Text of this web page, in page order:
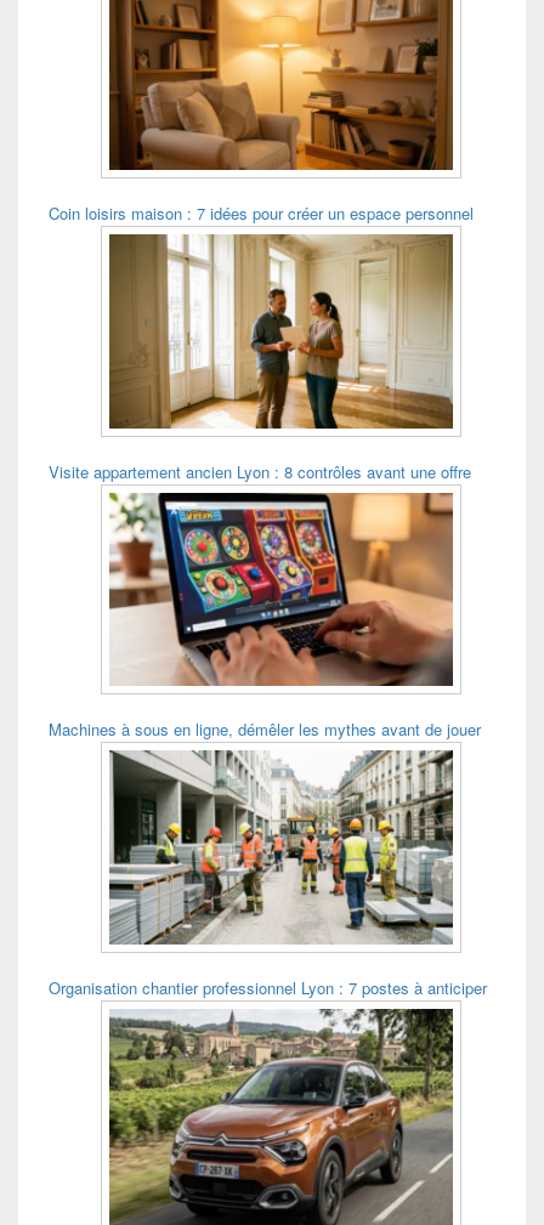
Coin loisirs maison : 7 idées pour créer un espace personnel
Visite appartement ancien Lyon : 8 contrôles avant une offre
Machines à sous en ligne, démêler les mythes avant de jouer
Organisation chantier professionnel Lyon : 7 postes à anticiper